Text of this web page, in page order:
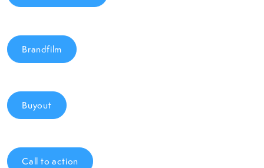
Brandfilm
Buyout
Call to action